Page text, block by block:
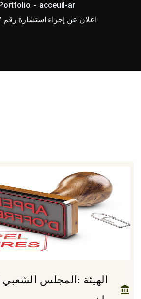
acceuil-ar
اعلان عن إجراء استشارة رقم 07 / 2026
الهيئة :المجلس الشعبي